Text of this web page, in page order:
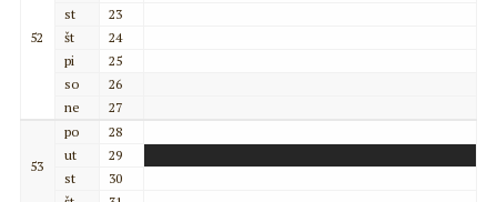
52
st
23
št
24
pi
25
so
26
ne
27
53
po
28
ut
29
st
30